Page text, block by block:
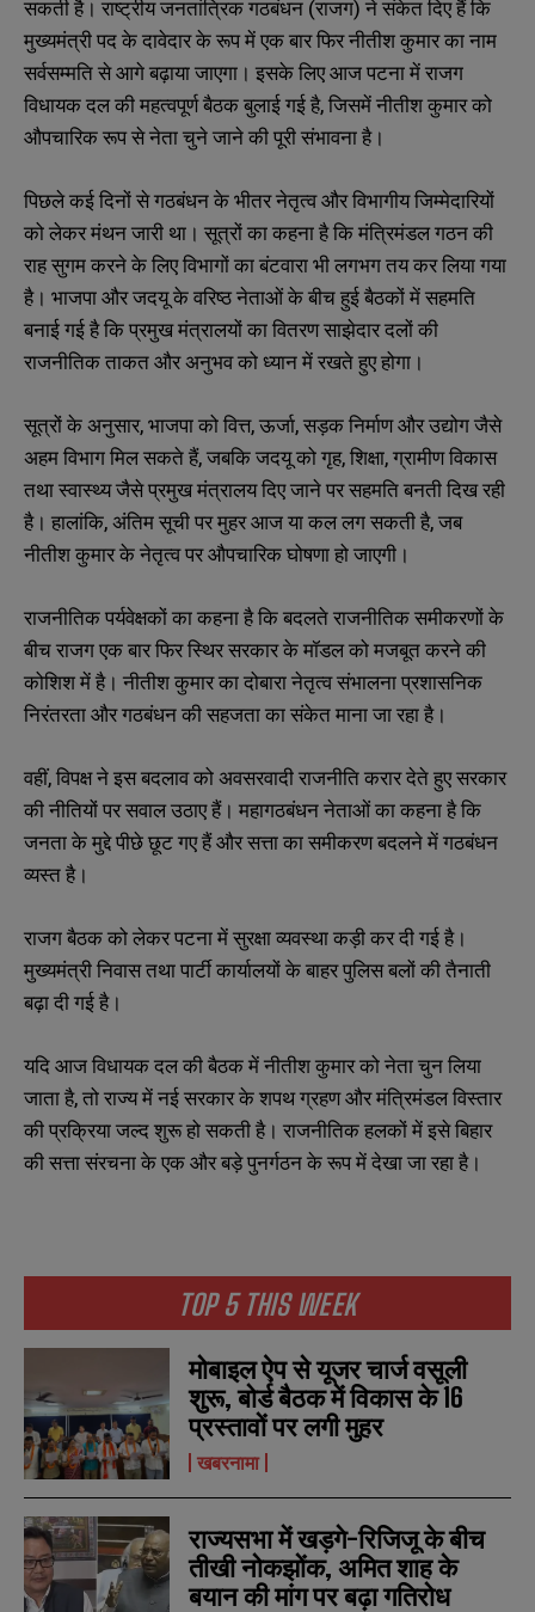
TOP 5 THIS WEEK
मोबाइल ऐप से यूजर चार्ज वसूली
शुरू, बोर्ड बैठक में विकास के 16
प्रस्तावों पर लगी मुहर
खबरनामा
राज्यसभा में खड़गे-रिजिजू के बीच
तीखी नोकझोंक, अमित शाह के
बयान की मांग पर बढ़ा गतिरोध
सकती है। राष्ट्रीय जनतांत्रिक गठबंधन (राजग) ने संकेत दिए हैं कि
मुख्यमंत्री पद के दावेदार के रूप में एक बार फिर नीतीश कुमार का नाम
सर्वसम्मति से आगे बढ़ाया जाएगा। इसके लिए आज पटना में राजग
विधायक दल की महत्वपूर्ण बैठक बुलाई गई है, जिसमें नीतीश कुमार को
औपचारिक रूप से नेता चुने जाने की पूरी संभावना है।
पिछले कई दिनों से गठबंधन के भीतर नेतृत्व और विभागीय जिम्मेदारियों
को लेकर मंथन जारी था। सूत्रों का कहना है कि मंत्रिमंडल गठन की
राह सुगम करने के लिए विभागों का बंटवारा भी लगभग तय कर लिया गया
है। भाजपा और जदयू के वरिष्ठ नेताओं के बीच हुई बैठकों में सहमति
बनाई गई है कि प्रमुख मंत्रालयों का वितरण साझेदार दलों की
राजनीतिक ताकत और अनुभव को ध्यान में रखते हुए होगा।
सूत्रों के अनुसार, भाजपा को वित्त, ऊर्जा, सड़क निर्माण और उद्योग जैसे
अहम विभाग मिल सकते हैं, जबकि जदयू को गृह, शिक्षा, ग्रामीण विकास
तथा स्वास्थ्य जैसे प्रमुख मंत्रालय दिए जाने पर सहमति बनती दिख रही
है। हालांकि, अंतिम सूची पर मुहर आज या कल लग सकती है, जब
नीतीश कुमार के नेतृत्व पर औपचारिक घोषणा हो जाएगी।
राजनीतिक पर्यवेक्षकों का कहना है कि बदलते राजनीतिक समीकरणों के
बीच राजग एक बार फिर स्थिर सरकार के मॉडल को मजबूत करने की
कोशिश में है। नीतीश कुमार का दोबारा नेतृत्व संभालना प्रशासनिक
निरंतरता और गठबंधन की सहजता का संकेत माना जा रहा है।
वहीं, विपक्ष ने इस बदलाव को अवसरवादी राजनीति करार देते हुए सरकार
की नीतियों पर सवाल उठाए हैं। महागठबंधन नेताओं का कहना है कि
जनता के मुद्दे पीछे छूट गए हैं और सत्ता का समीकरण बदलने में गठबंधन
व्यस्त है।
राजग बैठक को लेकर पटना में सुरक्षा व्यवस्था कड़ी कर दी गई है।
मुख्यमंत्री निवास तथा पार्टी कार्यालयों के बाहर पुलिस बलों की तैनाती
बढ़ा दी गई है।
यदि आज विधायक दल की बैठक में नीतीश कुमार को नेता चुन लिया
जाता है, तो राज्य में नई सरकार के शपथ ग्रहण और मंत्रिमंडल विस्तार
की प्रक्रिया जल्द शुरू हो सकती है। राजनीतिक हलकों में इसे बिहार
की सत्ता संरचना के एक और बड़े पुनर्गठन के रूप में देखा जा रहा है।